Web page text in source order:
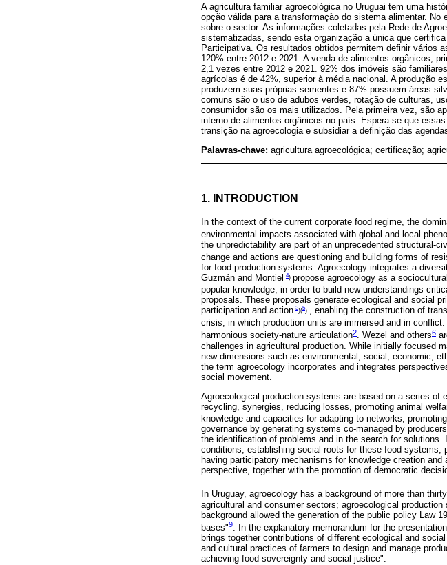
A agricultura familiar agroecológica no Uruguai tem uma
opção válida para a transformação do sistema alimentar.
sobre o sector. As informações coletadas pela Rede de
sistematizadas, sendo esta organização a única que
Participativa. Os resultados obtidos permitem definir vários
120% entre 2012 e 2021. A venda de alimentos orgânicos,
2,1 vezes entre 2012 e 2021. 92% dos imóveis são
agrícolas é de 42%, superior à média nacional. A produção
produzem suas próprias sementes e 87% possuem áreas
comuns são o uso de adubos verdes, rotação de culturas,
consumidor são os mais utilizados. Pela primeira vez, são
interno de alimentos orgânicos no país. Espera-se que
transição na agroecologia e subsidiar a definição das
Palavras-chave: agricultura agroecológica; certificação;
1. INTRODUCTION
In the context of the current corporate food regime, the
environmental impacts associated with global and local
the unpredictability are part of an unprecedented structural-
change and actions are questioning and building forms of
for food production systems. Agroecology integrates a
Guzmán and Montiel
4) propose agroecology as a
popular knowledge, in order to build new understandings
proposals. These proposals generate ecological and social
participation and action 3)(5) , enabling the construction of
crisis, in which production units are immersed and in
harmonious society-nature articulation2. Wezel and others6
challenges in agricultural production. While initially focused
new dimensions such as environmental, social, economic,
the term agroecology incorporates and integrates
social movement.
Agroecological production systems are based on a series of
recycling, synergies, reducing losses, promoting animal
knowledge and capacities for adapting to networks,
governance by generating systems co-managed by
the identification of problems and in the search for
conditions, establishing social roots for these food
having participatory mechanisms for knowledge creation
perspective, together with the promotion of democratic
In Uruguay, agroecology has a background of more than
agricultural and consumer sectors; agroecological
background allowed the generation of the public policy Law
bases"9. In the explanatory memorandum for the
brings together contributions of different ecological and
and cultural practices of farmers to design and manage
achieving food sovereignty and social justice".